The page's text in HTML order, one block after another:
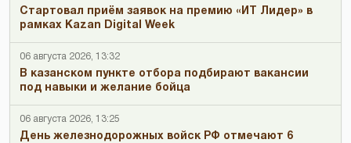
Стартовал приём заявок на премию «ИТ Лидер» в
рамках Kazan Digital Week
06 августа 2026, 13:32
В казанском пункте отбора подбирают вакансии
под навыки и желание бойца
06 августа 2026, 13:25
День железнодорожных войск РФ отмечают 6